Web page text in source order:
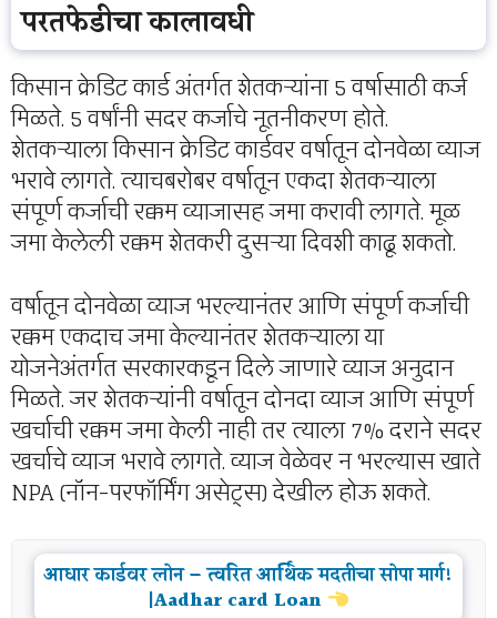
परतफेडीचा कालावधी
किसान क्रेडिट कार्ड अंतर्गत शेतकऱ्यांना 5 वर्षासाठी कर्ज
मिळते. 5 वर्षांनी सदर कर्जाचे नूतनीकरण होते.
शेतकऱ्याला किसान क्रेडिट कार्डवर वर्षातून दोनवेळा व्याज
भरावे लागते. त्याचबरोबर वर्षातून एकदा शेतकऱ्याला
संपूर्ण कर्जाची रक्कम व्याजासह जमा करावी लागते. मूळ
जमा केलेली रक्कम शेतकरी दुसऱ्या दिवशी काढू शकतो.
वर्षातून दोनवेळा व्याज भरल्यानंतर आणि संपूर्ण कर्जाची
रक्कम एकदाच जमा केल्यानंतर शेतकऱ्याला या
योजनेअंतर्गत सरकारकडून दिले जाणारे व्याज अनुदान
मिळते. जर शेतकऱ्यांनी वर्षातून दोनदा व्याज आणि संपूर्ण
खर्चाची रक्कम जमा केली नाही तर त्याला 7% दराने सदर
खर्चाचे व्याज भरावे लागते. व्याज वेळेवर न भरल्यास खाते
NPA (नॉन-परफॉर्मिंग असेट्स) देखील होऊ शकते.
आधार कार्डवर लोन – त्वरित आर्थिक मदतीचा सोपा मार्ग!
|Aadhar card Loan